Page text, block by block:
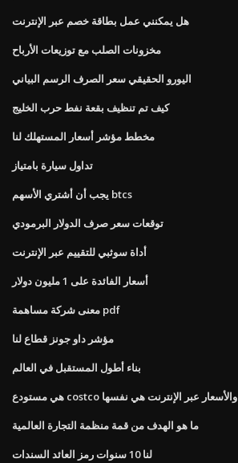
هل يمكنني عمل بطاقة خصم عبر الإنترنت
مخزونات الصلب مع توزيعات الأرباح
اليورو الحقيقي سعر الصرف الرسم البياني
كيف تم تنظيف بقعة نفط حرب الخليج
مخطط مؤشر أسعار المستهلك لنا
تداول سيارة بامتياز
يجب أن أشتري الأسهم btcs
توقعات سعر صرف الدولار البرمودي
أداة سوثبي للتقييم عبر الإنترنت
أسعار الفائدة على 1 مليون دولار
معنى شركة مساهمة pdf
مؤشر داو جونز قطاع لنا
بناء أطول المستقبل في العالم
هي مستودع costco والأسعار عبر الإنترنت هي نفسها
ما هو الهدف من قمة منظمة التجارة العالمية
لنا 10 سنوات رمز العائد السندات